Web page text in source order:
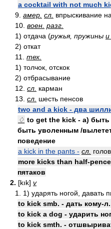
a cocktail with not much
9. амер. сл. впрыскивание
10. воен. разг.
1) отдача (ружья, пружины и
2) откат
11. тех.
1) толчок, отскок
2) отбрасывание
12. сл. карман
13. сл. шесть пенсов
two and a kick - два
♢ to get the kick - а)
быть уволенным /
поведение
a kick in the pants - сл.
more kicks than half-
пятаков
2. [kık] v
1. 1) ударять ногой, давать
to kick smb. - дать кому-
to kick a dog - ударить
to kick smth. -